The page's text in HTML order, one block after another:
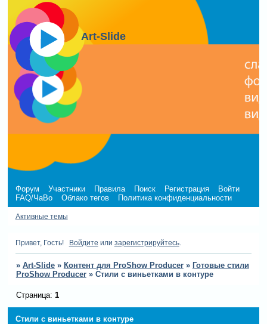
Art-Slide
Форум Участники Правила Поиск Регистрация
Войти
FAQ/ЧаВо
Облако тегов Политика конфиденциальности
Активные темы
Привет, Гость! Войдите или зарегистрируйтесь.
» Art-Slide » Контент для ProShow Producer » Готовые стили
ProShow Producer » Стили с виньетками в контуре
Стили с виньетками в контуре
Страница: 1